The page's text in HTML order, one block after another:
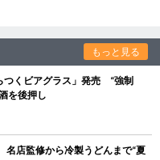
もっと見る
つくビアグラス」発売 “強制
を後押し
店監修から冷製うどんまで“夏